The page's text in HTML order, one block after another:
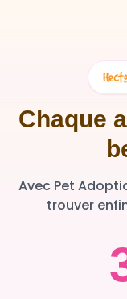
Chaque
Avec Pet
trouver